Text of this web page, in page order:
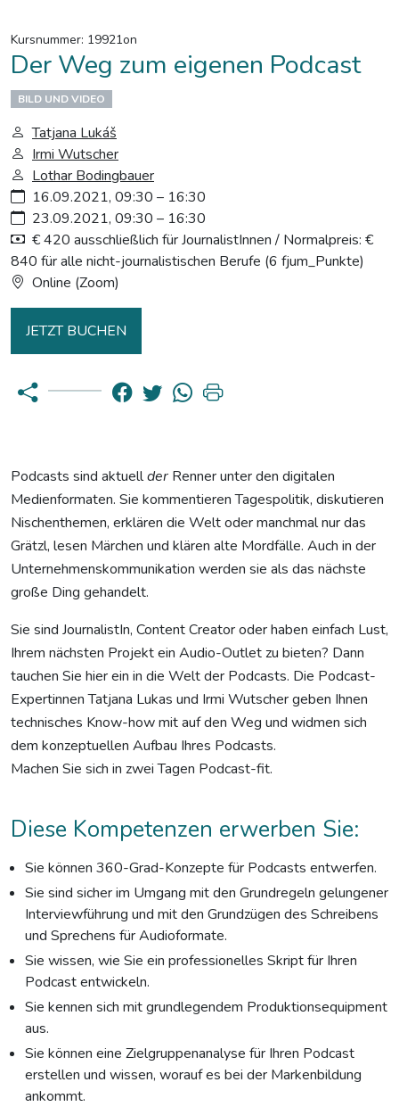
Kursnummer: 19921on
Der Weg zum eigenen Podcast
BILD UND VIDEO
Tatjana Lukáš
Irmi Wutscher
Lothar Bodingbauer
16.09.2021, 09:30 – 16:30
23.09.2021, 09:30 – 16:30
€ 420 ausschließlich für JournalistInnen / Normalpreis: €
840 für alle nicht-journalistischen Berufe (6 fjum_Punkte)
Online (Zoom)
JETZT BUCHEN
Podcasts sind aktuellder Renner unter den digitalen
Medienformaten. Sie kommentieren Tagespolitik, diskutieren
Nischenthemen, erklären die Welt oder manchmal nur das
Grätzl, lesen Märchen und klären alte Mordfälle. Auch in der
Unternehmenskommunikation werden sie als das nächste
große Ding gehandelt.
Sie sind JournalistIn, Content Creator oder haben einfach Lust,
Ihrem nächsten Projekt ein Audio-Outlet zu bieten? Dann
tauchen Sie hier ein in die Welt der Podcasts. Die Podcast-
Expertinnen Tatjana Lukas und Irmi Wutscher geben Ihnen
technisches Know-how mit auf den Weg und widmen sich
dem konzeptuellen Aufbau Ihres Podcasts.
Machen Sie sich in zwei Tagen Podcast-fit.
Diese Kompetenzen erwerben Sie:
Sie können 360-Grad-Konzepte für Podcasts entwerfen.
Sie sind sicher im Umgang mit den Grundregeln gelungener
Interviewführung und mit den Grundzügen des Schreibens
und Sprechens für Audioformate.
Sie wissen, wie Sie ein professionelles Skript für Ihren
Podcast entwickeln.
Sie kennen sich mit grundlegendem Produktionsequipment
aus.
Sie können eine Zielgruppenanalyse für Ihren Podcast
erstellen und wissen, worauf es bei der Markenbildung
ankommt.